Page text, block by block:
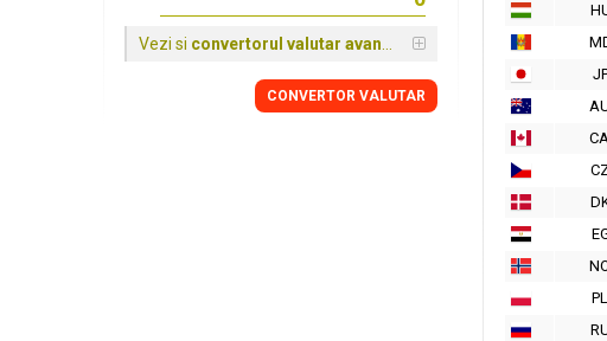
Vezi si convertorul valutar avansat
CONVERTOR VALUTAR